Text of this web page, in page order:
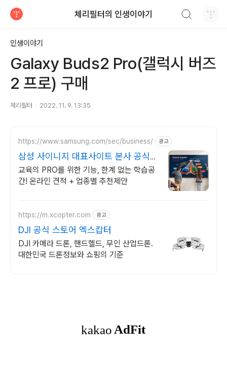
체리필터의 인생이야기
인생이야기
Galaxy Buds2 Pro(갤럭시 버즈
2 프로) 구매
체리필터 2022. 11. 9. 13:35
https://www.samsung.com/sec/business/ 광고
삼성 사이니지 대표사이트 본사 공식
운영 견적문의
교육의 PRO를 위한 기능, 한계 없는 학습공
간! 온라인 견적 + 업종별 추천제안
https://m.xcopter.com 광고
DJI 공식 스토어 엑스캅터
DJI 카메라 드론, 핸드헬드, 무인 산업드론.
대한민국 드론정보와 쇼핑의 기준